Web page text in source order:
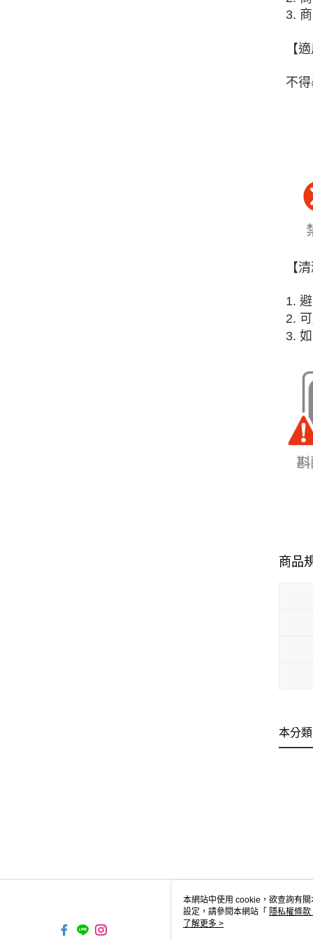
3.
【
不
【
1.
2.
3.
商品
本分
本網站中使用 cookie，欲查詢有
設定，請參閱本網站「 隱私權條款
使用 cookie。
了解更多 >